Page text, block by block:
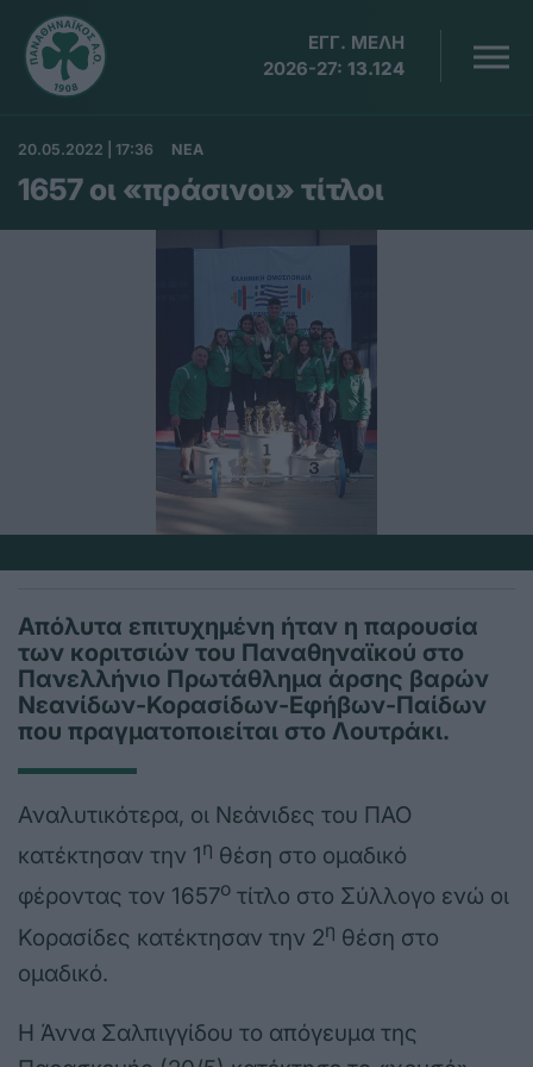
ΕΓΓ. ΜΕΛΗ
2026-27: 13.124
20.05.2022 | 17:36 ΝΕΑ
1657 οι «πράσινοι» τίτλοι
Απόλυτα επιτυχημένη ήταν η παρουσία
των κοριτσιών του Παναθηναϊκού στο
Πανελλήνιο Πρωτάθλημα άρσης βαρών
Νεανίδων-Κορασίδων-Εφήβων-Παίδων
που πραγματοποιείται στο Λουτράκι.
Αναλυτικότερα, οι Νεάνιδες του ΠΑΟ
κατέκτησαν την 1η θέση στο ομαδικό
φέροντας τον 1657ο τίτλο στο Σύλλογο ενώ οι
Κορασίδες κατέκτησαν την 2η θέση στο
ομαδικό.
Η Άννα Σαλπιγγίδου το απόγευμα της